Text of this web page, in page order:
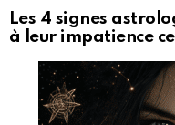
Les 4 signes
à leur impatience